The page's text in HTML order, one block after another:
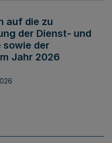
auf die zu
der Dienst- und
sowie der
Jahr 2026